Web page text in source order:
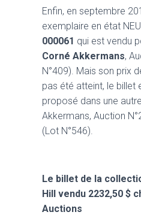
Enfin, en septembre
exemplaire en état
000061 qui est vendu
Corné Akkermans,
N°409). Mais son prix
pas été atteint, le billet
proposé dans une
Akkermans, Auction
(Lot N°546).
Le billet de la
Hill vendu 2232,50 $
Auctions